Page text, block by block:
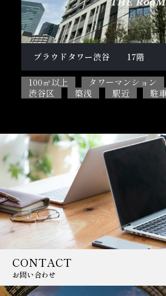
柿の木坂１丁目戸建
100㎡以上 5SLDK
ペ
目黒区
閑静な住宅街 駐
CONTACT
お問い合わせ